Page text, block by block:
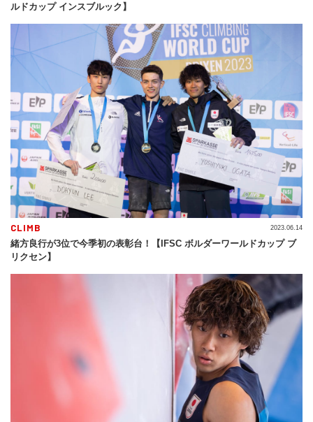
ルドカップ インスブルック】
CLIMB
緒方良行が3位で今季初の表彰台！【IFSC ボルダーワールドカップ ブ
リクセン】
2023.06.14